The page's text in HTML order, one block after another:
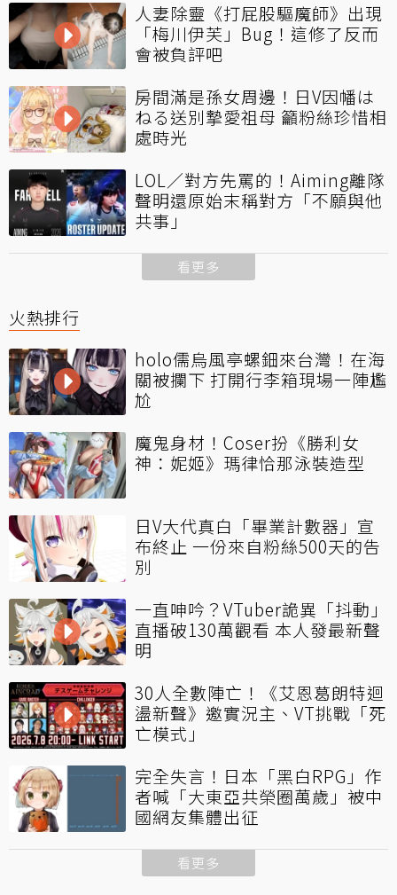
人妻除靈《打屁股驅魔師》出現
「梅川伊芙」Bug！這修了反而
會被負評吧
房間滿是孫女周邊！日V因幡は
ねる送別摯愛祖母 籲粉絲珍惜相
處時光
LOL／對方先罵的！Aiming離隊
聲明還原始末稱對方「不願與他
共事」
看更多
火熱排行
holo儒烏風亭螺鈿來台灣！在海
關被攔下 打開行李箱現場一陣尷
尬
魔鬼身材！Coser扮《勝利女
神：妮姬》瑪律恰那泳裝造型
日V大代真白「畢業計數器」宣
布終止 一份來自粉絲500天的告
別
一直呻吟？VTuber詭異「抖動」
直播破130萬觀看 本人發最新聲
明
30人全數陣亡！《艾恩葛朗特迴
盪新聲》邀實況主、VT挑戰「死
亡模式」
完全失言！日本「黑白RPG」作
者喊「大東亞共榮圈萬歲」被中
國網友集體出征
看更多